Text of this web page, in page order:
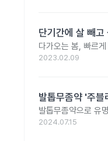
단기간에 살 빼
다가오는 봄, 빠르
2023.02.09
발톱무좀약 '주
발톱무좀약으로 유
2024.07.15